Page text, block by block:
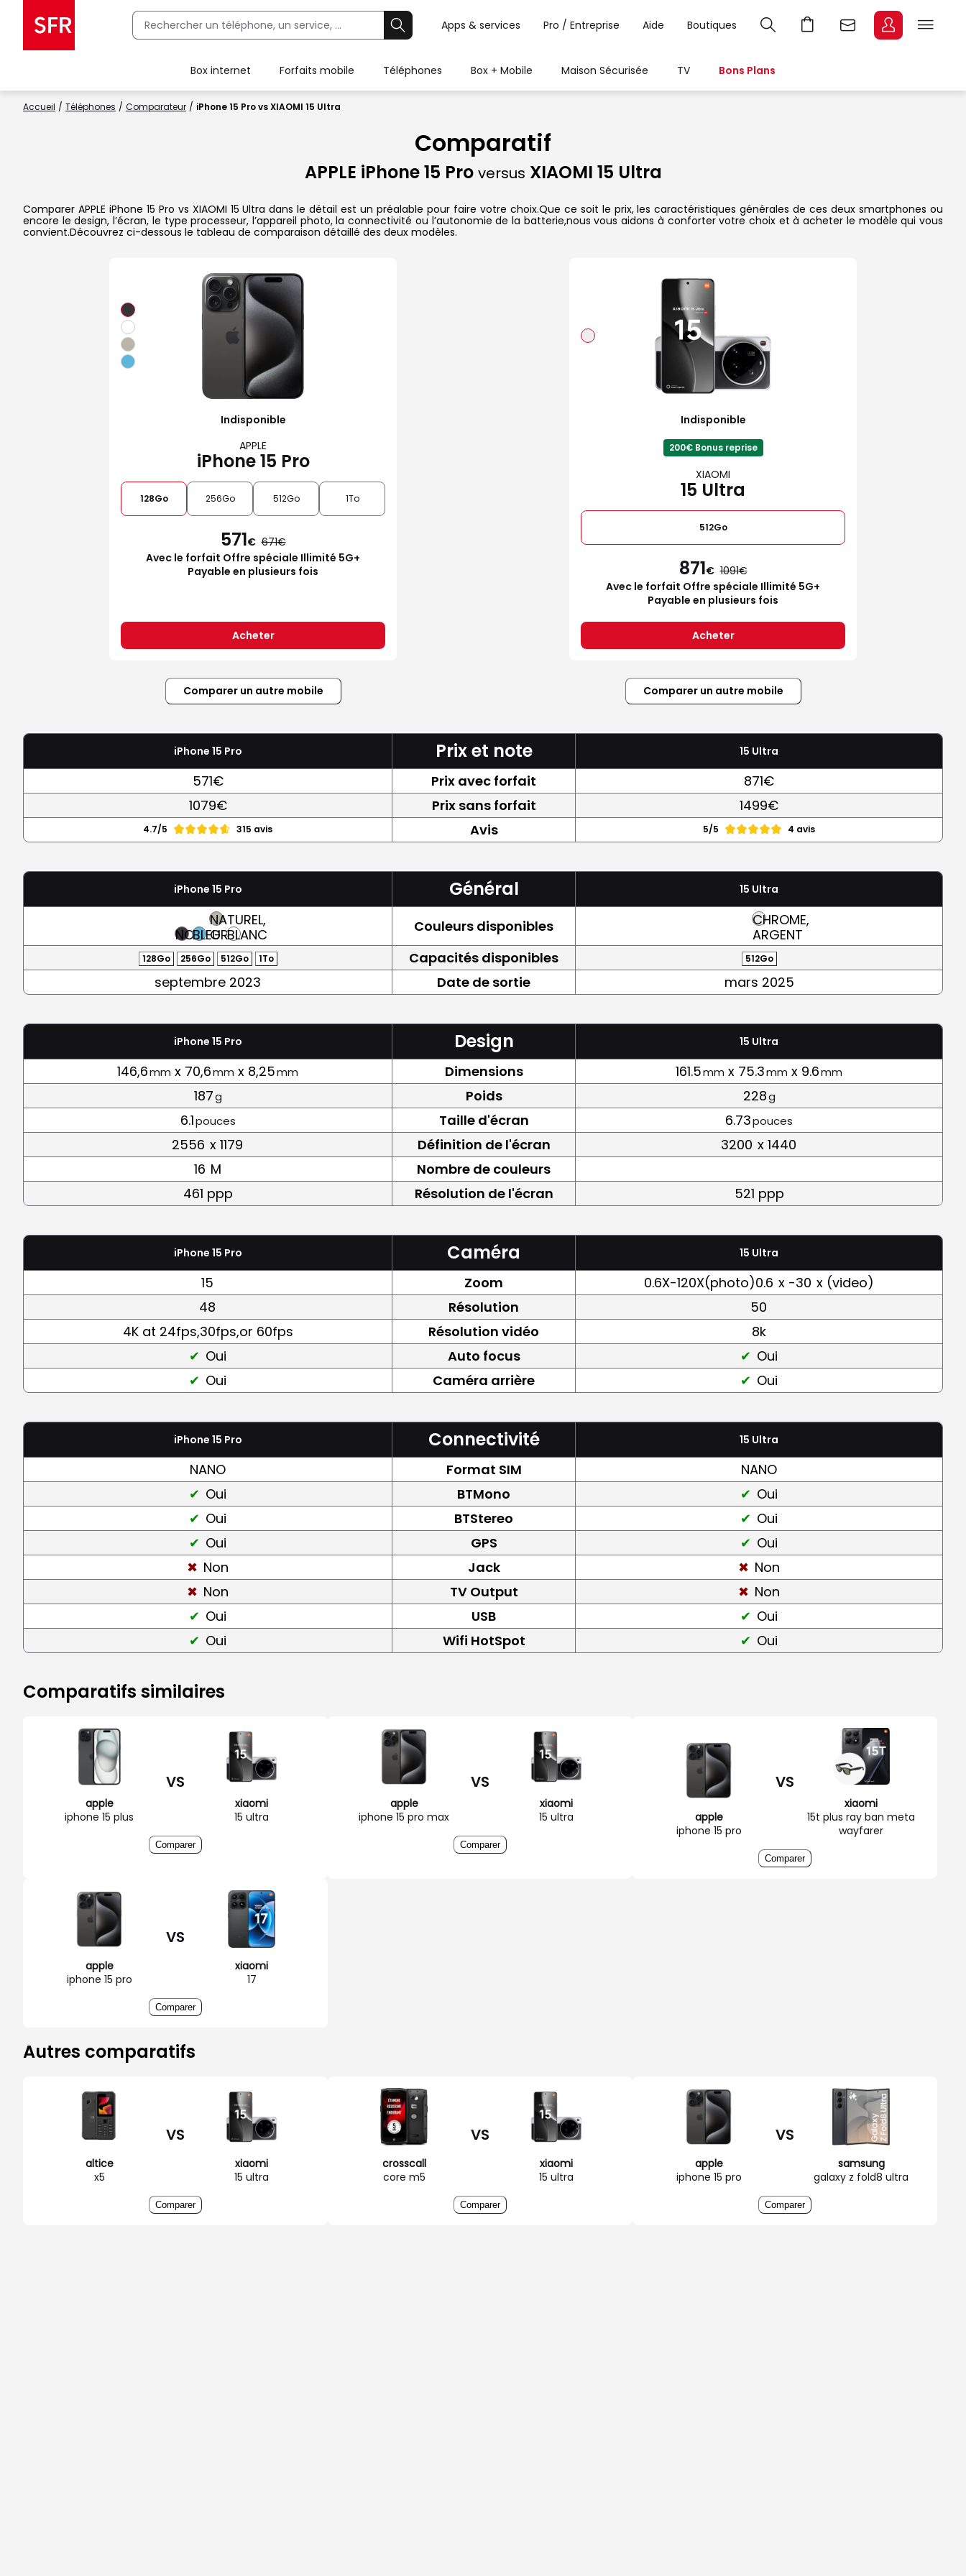
Apps & services Pro / Entreprise Aide Boutiques
Box internet Forfaits mobile Téléphones Box + Mobile Maison Sécurisée TV Bons Plans
Accueil Téléphones Comparateur iPhone 15 Pro vs XIAOMI 15 Ultra
Comparatif
APPLE iPhone 15 Pro versus XIAOMI 15 Ultra
Comparer APPLE iPhone 15 Pro vs XIAOMI 15 Ultra dans le détail est un préalable pour faire votre choix.Que ce soit le prix, les caractéristiques générales de ces deux smartphones ou
encore le design, l’écran, le type processeur, l’appareil photo, la connectivité ou l’autonomie de la batterie,nous vous aidons à conforter votre choix et à acheter le modèle qui vous
convient.Découvrez ci-dessous le tableau de comparaison détaillé des deux modèles.
Indisponible
APPLE
iPhone 15 Pro
128Go 256Go 512Go 1To
571€ 671
Avec le forfait Offre spéciale Illimité 5G+
Payable en plusieurs fois
Acheter
Indisponible
200€ Bonus reprise
XIAOMI
15 Ultra
512Go
871€ 1091
Avec le forfait Offre spéciale Illimité 5G+
Payable en plusieurs fois
Acheter
Comparer un autre mobile Comparer un autre mobile
iPhone 15 Pro Prix et note 15 Ultra
571€ Prix avec forfait
871€
1079€
Prix sans forfait 1499€
4.7/5 315 avis Avis 5/5 4 avis
iPhone 15 Pro Général 15 Ultra
NOIRBLEU
NATUREL,
GRISBLANC Couleurs disponibles
CHROME,
ARGENT
128Go 256Go 512Go 1To Capacités disponibles 512Go
septembre 2023 Date de sortie mars 2025
iPhone 15 Pro Design 15 Ultra
146,6mm x 70,6mm x 8,25mm Dimensions 161.5mm x 75.3mm x 9.6mm
187g Poids 228g
6.1pouces Taille d'écran 6.73pouces
2556 x 1179 Définition de l'écran 3200 x 1440
16 M
Nombre de couleurs
461 ppp
Résolution de l'écran 521 ppp
iPhone 15 Pro Caméra 15 Ultra
15 Zoom 0.6X-120X(photo)0.6 x -30 x (video)
48
Résolution
50
4K at 24fps,30fps,or 60fps
Résolution vidéo
8k
Oui
Auto focus
Oui
Oui
Caméra arrière Oui
iPhone 15 Pro Connectivité 15 Ultra
NANO Format SIM
NANO
Oui
BTMono
Oui
Oui
BTStereo
Oui
Oui
GPS
Oui
Non
Jack
Non
Non
TV Output
Non
Oui
USB
Oui
Oui
Wifi HotSpot Oui
Comparatifs similaires
apple
iphone 15 plus
VS
xiaomi
15 ultra
Comparer
apple
iphone 15 pro max
VS
xiaomi
15 ultra
Comparer
apple
iphone 15 pro
VS
xiaomi
15t plus ray ban meta
wayfarer
Comparer
apple
iphone 15 pro
VS
xiaomi
17
Comparer
Autres comparatifs
altice
x5
VS
xiaomi
15 ultra
Comparer
crosscall
core m5
VS
xiaomi
15 ultra
Comparer
apple
iphone 15 pro
VS
samsung
galaxy z fold8 ultra
Comparer